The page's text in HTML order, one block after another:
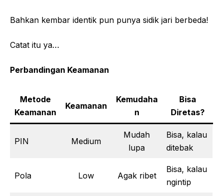
Bahkan kembar identik pun punya sidik jari berbeda!
Catat itu ya…
Perbandingan Keamanan
Metode
Keamanan
Keamanan
Kemudaha
n
Bisa
Diretas?
PIN Medium
Mudah
lupa
Bisa, kalau
ditebak
Pola Low Agak ribet
Bisa, kalau
ngintip